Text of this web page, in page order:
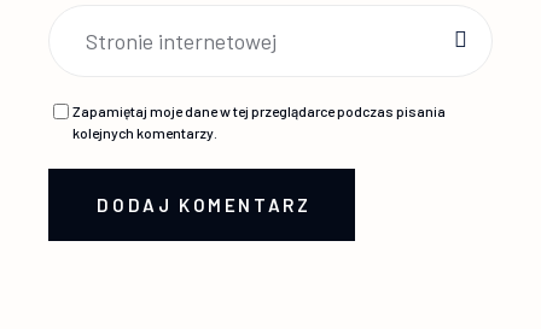
Zapamiętaj moje dane w tej przeglądarce podczas pisania
kolejnych komentarzy.
DODAJ KOMENTARZ